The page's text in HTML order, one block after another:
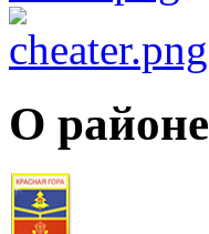
О районе